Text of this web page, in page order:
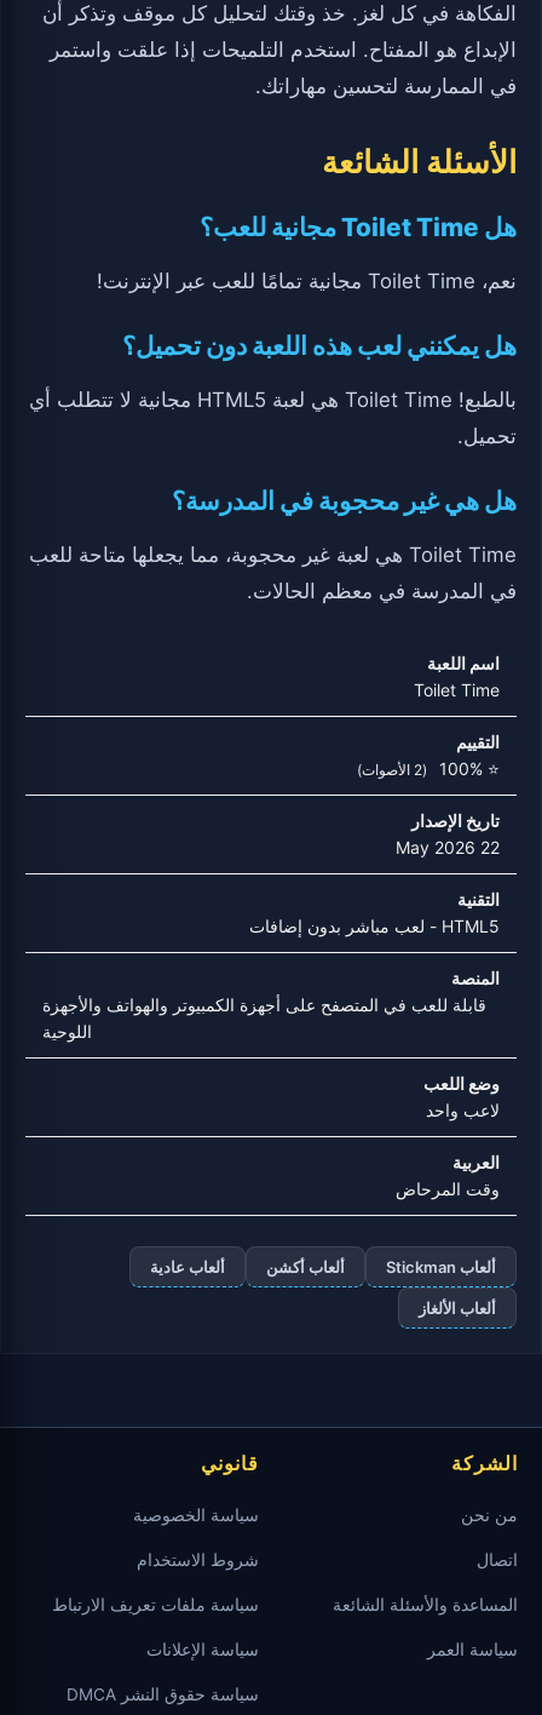
الفكاهة في كل لغز. خذ وقتك لتحليل كل موقف وتذكر أن
الإبداع هو المفتاح. استخدم التلميحات إذا علقت واستمر
في الممارسة لتحسين مهاراتك.
الأسئلة الشائعة
هل Toilet Time مجانية للعب؟
نعم، Toilet Time مجانية تمامًا للعب عبر الإنترنت!
هل يمكنني لعب هذه اللعبة دون تحميل؟
بالطبع! Toilet Time هي لعبة HTML5 مجانية لا تتطلب أي
تحميل.
هل هي غير محجوبة في المدرسة؟
Toilet Time هي لعبة غير محجوبة، مما يجعلها متاحة للعب
في المدرسة في معظم الحالات.
اسم اللعبة
Toilet Time
التقييم
⭐ 100%
(2 الأصوات)
تاريخ الإصدار
22 May 2026
التقنية
HTML5 - لعب مباشر بدون إضافات
المنصة
قابلة للعب في المتصفح على أجهزة الكمبيوتر والهواتف والأجهزة
اللوحية
وضع اللعب
لاعب واحد
العربية
وقت المرحاض
ألعاب Stickman ألعاب أكشن ألعاب عادية
ألعاب الألغاز
الشركة
من نحن
اتصال
المساعدة والأسئلة الشائعة
سياسة العمر
قانوني
سياسة الخصوصية
شروط الاستخدام
سياسة ملفات تعريف الارتباط
سياسة الإعلانات
سياسة حقوق النشر DMCA